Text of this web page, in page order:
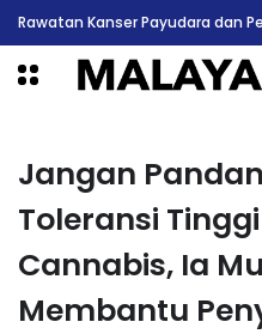
Jangan
Toleransi
Cannabis, Ia
Membantu